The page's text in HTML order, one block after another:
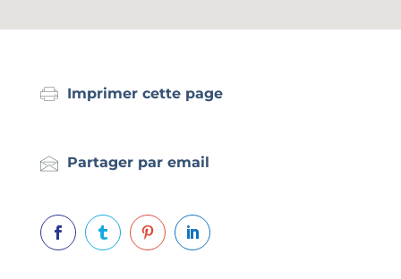
Imprimer cette page
Partager par email
   